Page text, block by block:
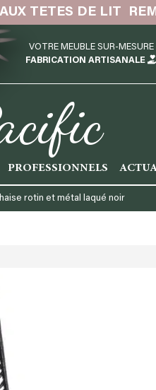
TETES DE LIT
VOTRE MEUBLE SUR-MESURE
FABRICATION ARTISANALE
PROFESSIONNELS
rotin et métal laqué noir